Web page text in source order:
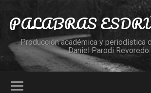
PALABRAS
Producción académica y periodística
Daniel Parodi Revoredo.